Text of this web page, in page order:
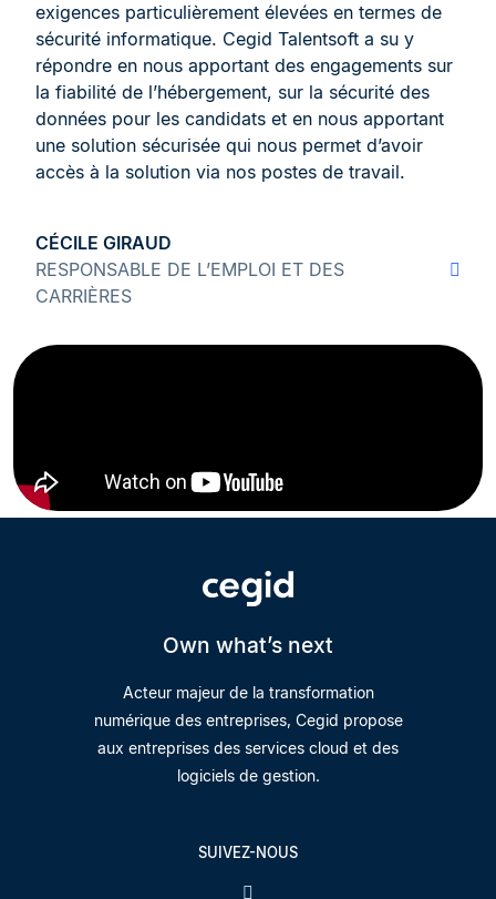
exigences particulièrement élevées en termes de
sécurité informatique. Cegid Talentsoft a su y
répondre en nous apportant des engagements sur
la fiabilité de l’hébergement, sur la sécurité des
données pour les candidats et en nous apportant
une solution sécurisée qui nous permet d’avoir
accès à la solution via nos postes de travail.
CÉCILE GIRAUD
RESPONSABLE DE L’EMPLOI ET DES
CARRIÈRES
Own what’s next
Acteur majeur de la transformation
numérique des entreprises, Cegid propose
aux entreprises des services cloud et des
logiciels de gestion.
SUIVEZ-NOUS